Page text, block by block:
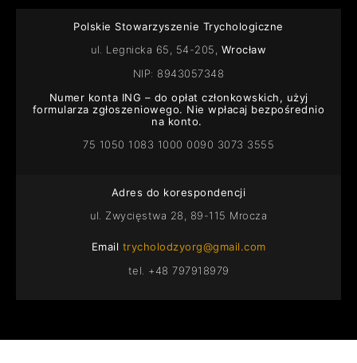
Polskie Stowarzyszenie Trychologiczne
ul. Legnicka 65, 54-205, Wrocław
NIP: 8943057348
Numer konta ING – do opłat członkowskich, użyj
formularza zgłoszeniowego. Nie wpłacaj bezpośrednio
na konto.
75 1050 1083 1000 0090 3073 3555
Adres do korespondencji
ul. Zwycięstwa 28, 89-115 Mrocza
Email trycholodzyorg@gmail.com
tel. +48 797918979